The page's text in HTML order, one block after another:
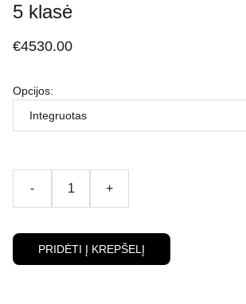
5 klasė
€4530.00
Opcijos:
- +
PRIDĖTI Į KREPŠELĮ